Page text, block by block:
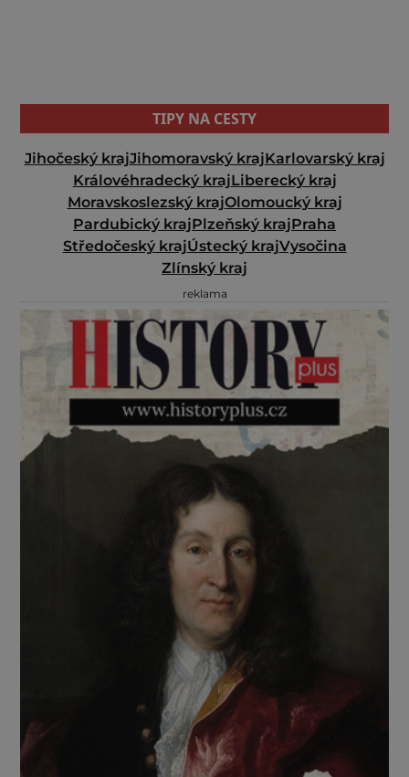
TIPY NA CESTY
Jihočeský krajJihomoravský krajKarlovarský kraj
Královéhradecký krajLiberecký kraj
Moravskoslezský krajOlomoucký kraj
Pardubický krajPlzeňský krajPraha
Středočeský krajÚstecký krajVysočina
Zlínský kraj
reklama